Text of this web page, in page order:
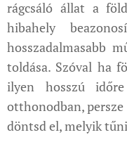
rágcsáló állat a
hibahely
hosszadalmasabb
toldása. Szóval ha
ilyen hosszú
otthonodban,
döntsd el, melyik